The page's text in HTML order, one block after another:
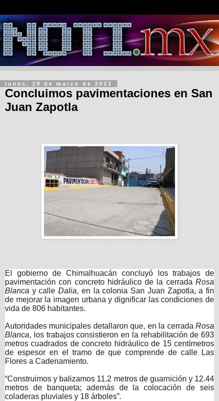
lunes, 29 de marzo de 2021
Concluimos pavimentaciones en San
Juan Zapotla
El gobierno de Chimalhuacán concluyó los trabajos de
pavimentación con concreto hidráulico de la cerrada Rosa
Blanca y calleDalia, en la colonia San Juan Zapotla, a fin
de mejorar la imagen urbana y dignificar las condiciones de
vida de 806 habitantes.
Autoridades municipales detallaron que, en la cerrada Rosa
Blanca, los trabajos consistieron en la rehabilitación de 693
metros cuadrados de concreto hidráulico de 15 centímetros
de espesor en el tramo de que comprende de calle Las
Flores a Cadenamiento.
“Construimos y balizamos 11.2 metros de guarnición y 12.44
metros de banqueta; además de la colocación de seis
coladeras pluviales y 18 árboles”.